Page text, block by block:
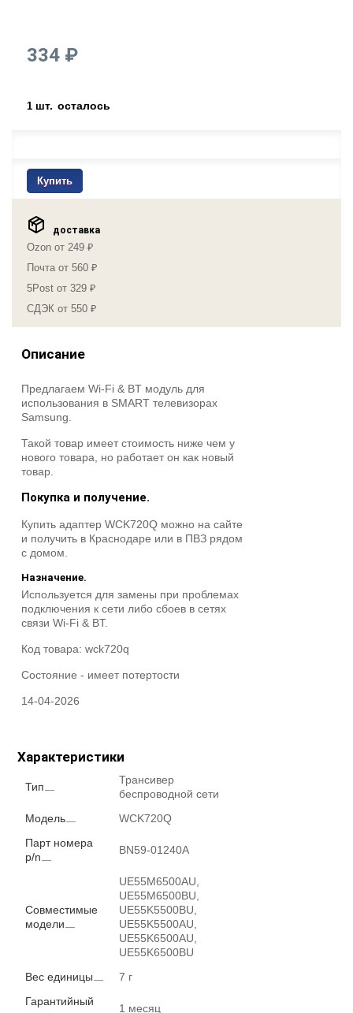
334 ₽
1 шт. осталось
Купить
доставка
Ozon от 249 ₽
Почта от 560 ₽
5Post от 329 ₽
СДЭК от 550 ₽
Описание
Предлагаем Wi-Fi & BT модуль для
использования в SMART телевизорах
Samsung.
Такой товар имеет стоимость ниже чем у
нового товара, но работает он как новый
товар.
Покупка и получение.
Купить адаптер WCK720Q можно на сайте
и получить в Краснодаре или в ПВЗ рядом
с домом.
Назначение.
Используется для замены при проблемах
подключения к сети либо сбоев в сетях
связи Wi-Fi & BT.
Код товара: wck720q
Состояние - имеет потертости
14-04-2026
Характеристики
Тип
Трансивер
беспроводной сети
Модель
WCK720Q
Парт номера
p/n
BN59-01240A
Совместимые
модели
UE55M6500AU,
UE55M6500BU,
UE55K5500BU,
UE55K5500AU,
UE55K6500AU,
UE55K6500BU
Вес единицы
7 г
Гарантийный
1 месяц